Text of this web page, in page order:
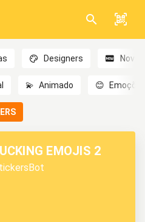
Designers Novo
💫 Animado 😊
EMOJIS 2